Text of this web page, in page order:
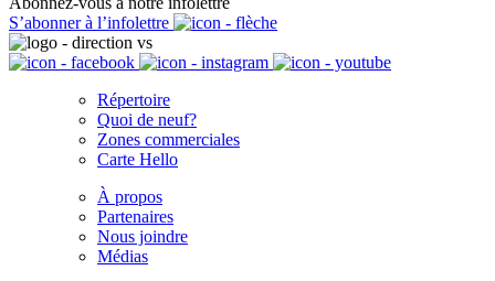
S’abonner à l’infolettre
Répertoire
Quoi de neuf?
Zones commerciales
Carte Hello
À propos
Partenaires
Nous joindre
Médias